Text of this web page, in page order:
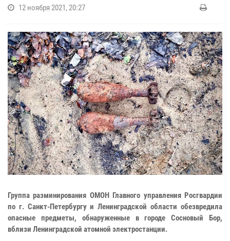
12 ноября 2021, 20:27
Группа разминирования ОМОН Главного управления Росгвардии
по г. Санкт-Петербургу и Ленинградской области обезвредила
опасные предметы, обнаруженные в городе Сосновый Бор,
вблизи Ленинградской атомной электростанции.